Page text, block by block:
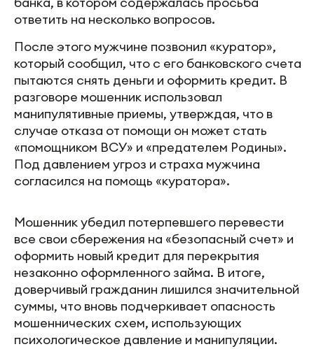
ответить на несколько вопросов.
После этого мужчине позвонил «куратор»,
который сообщил, что с его банковского счета
пытаются снять деньги и оформить кредит. В
разговоре мошенник использовал
манипулятивные приемы, утверждая, что в
случае отказа от помощи он может стать
«помощником ВСУ» и «предателем Родины».
Под давлением угроз и страха мужчина
согласился на помощь «куратора».
Мошенник убедил потерпевшего перевести
все свои сбережения на «безопасный счет» и
оформить новый кредит для перекрытия
незаконно оформленного займа. В итоге,
доверчивый гражданин лишился значительной
суммы, что вновь подчеркивает опасность
мошеннических схем, использующих
психологическое давление и манипуляции.